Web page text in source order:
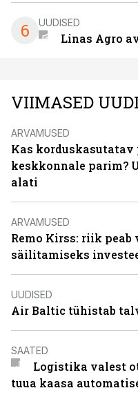
6 UUDISED
Linas Agro
VIIMASED
ARVAMUSED
Kas korduskasutatav
keskkonnale parim?
alati
ARVAMUSED
Remo Kirss: riik
säilitamiseks
UUDISED
Air Baltic tühistab
SAATED
Logistika valest
tuua kaasa